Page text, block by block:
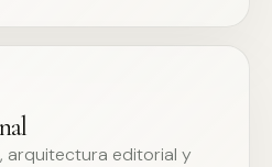
arquitectura editorial y